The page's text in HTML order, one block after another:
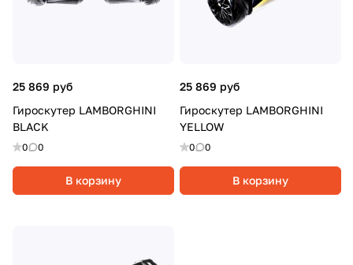
25 869 руб
Гироскутер LAMBORGHINI
BLACK
0 0
В корзину
25 869 руб
Гироскутер LAMBORGHINI
YELLOW
0 0
В корзину